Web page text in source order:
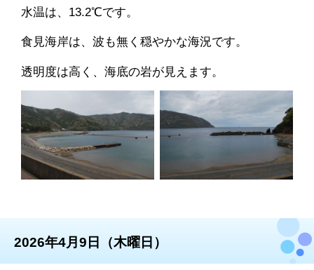
水温は、13.2℃です。
食見海岸は、波も無く穏やかな海況です。
透明度は高く、海底の岩が見えます。
2026年4月9日（木曜日）